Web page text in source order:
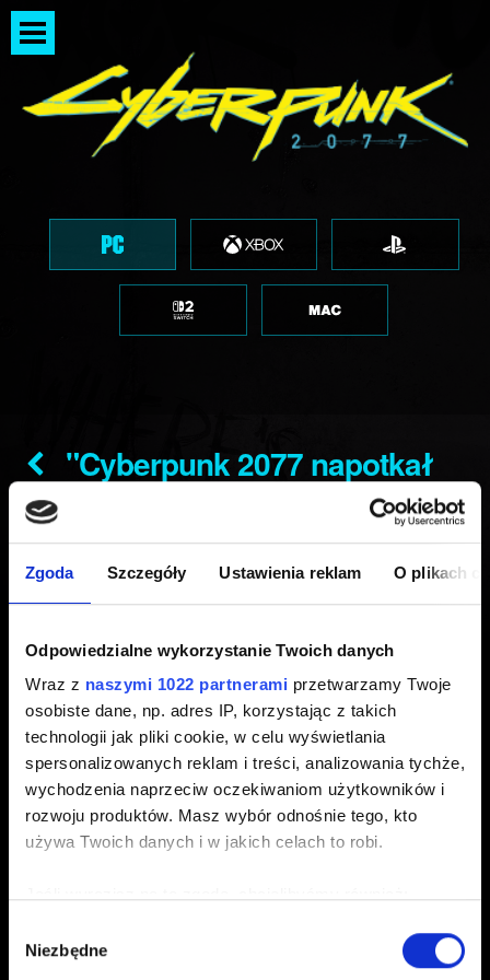
Zgoda Szczegóły Ustawienia reklam O plikach
Odpowiedzialne wykorzystanie Twoich danych
Wraz z naszymi 1022 partnerami przetwarzamy Twoje
osobiste dane, np. adres IP, korzystając z takich
technologii jak pliki cookie, w celu wyświetlania
spersonalizowanych reklam i treści, analizowania tychże,
wychodzenia naprzeciw oczekiwaniom użytkowników i
rozwoju produktów. Masz wybór odnośnie tego, kto
używa Twoich danych i w jakich celach to robi.
geograficznej z dokładnością nawet do kilku metrów
zgody
Niezbędne
"Cyberpunk 2077 napotkał
błąd spowodowany
uszkodzonym lub brakującym
zamknięty."
Utworzony 3 lata temu Zaktualizowany 6 miesięcy temu
Jeśli wspomniany błąd występuje przy próbie
uruchomieniaCyberpunka 2077 , spróbuj wykonać czystą
instalację gry, korzystając z instrukcji podanych